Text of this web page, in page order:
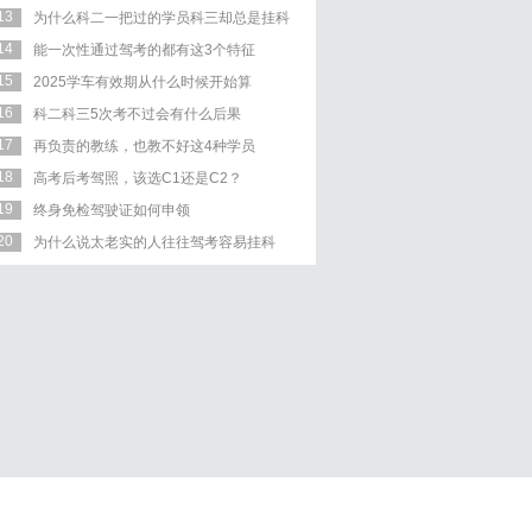
为什么科二一把过的学员科三却总是挂科
能一次性通过驾考的都有这3个特征
2025学车有效期从什么时候开始算
科二科三5次考不过会有什么后果
再负责的教练，也教不好这4种学员
高考后考驾照，该选C1还是C2？
终身免检驾驶证如何申领
为什么说太老实的人往往驾考容易挂科